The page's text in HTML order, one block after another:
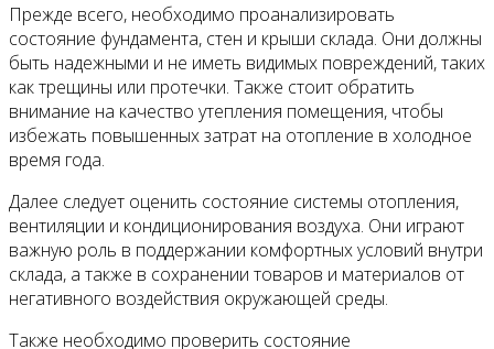
Прежде всего, необходимо проанализировать
состояние фундамента, стен и крыши склада. Они должны
быть надежными и не иметь видимых повреждений, таких
как трещины или протечки. Также стоит обратить
внимание на качество утепления помещения, чтобы
избежать повышенных затрат на отопление в холодное
время года.
Далее следует оценить состояние системы отопления,
вентиляции и кондиционирования воздуха. Они играют
важную роль в поддержании комфортных условий внутри
склада, а также в сохранении товаров и материалов от
негативного воздействия окружающей среды.
Также необходимо проверить состояние